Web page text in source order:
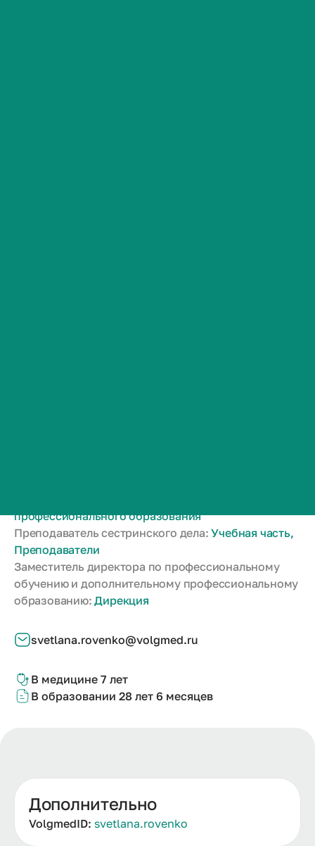
профессионального образования
Преподаватель сестринского дела:Учебная часть,
Преподаватели
Заместитель директора по профессиональному
обучению и дополнительному профессиональному
образованию:Дирекция
svetlana.rovenko@volgmed.ru
В медицине 7 лет
В образовании 28 лет 6 месяцев
Дополнительно
VolgmedID: svetlana.rovenko